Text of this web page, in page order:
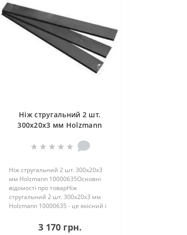
Ніж стругальний 2 шт.
300x20x3 мм Holzmann
Ніж стругальний 2 шт. 300x20x3
мм Holzmann 10000635Основні
відомості про товарНіж
стругальний 2 шт. 300x20x3 мм
Holzmann 10000635 - це якісний і
3 170 грн.